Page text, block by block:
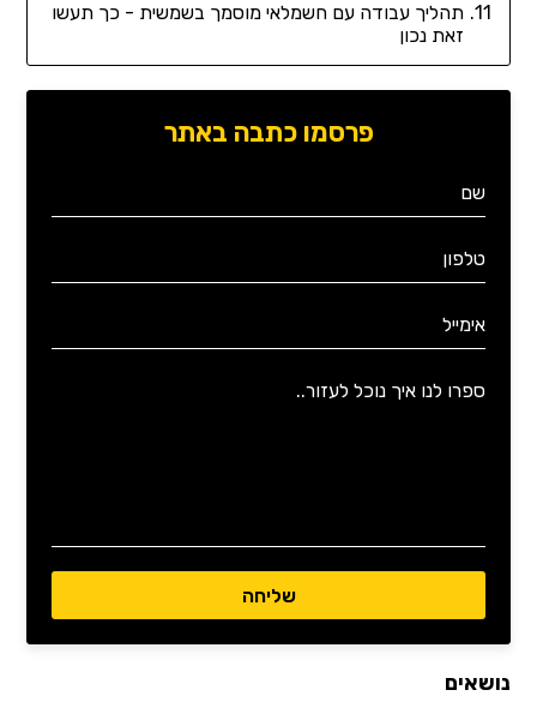
תהליך עבודה עם חשמלאי מוסמך בשמשית - כך תעשו
זאת נכון
פרסמו כתבה באתר
נושאים